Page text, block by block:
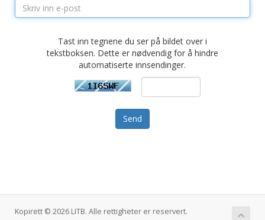
Tast inn tegnene du ser på bildet over i
tekstboksen. Dette er nødvendig for å hindre
automatiserte innsendinger.
Send
Kopirett © 2026 LITB. Alle rettigheter er reservert.